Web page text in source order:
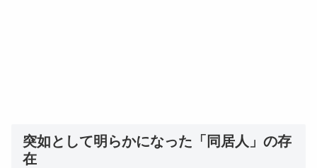
突如として明らかになった「同居人」の存
在